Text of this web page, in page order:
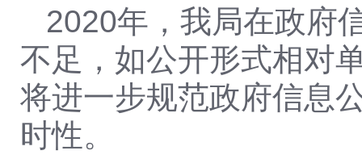
2020年，我局在政府
不足，如公开形式相对
将进一步规范政府信息
时性。